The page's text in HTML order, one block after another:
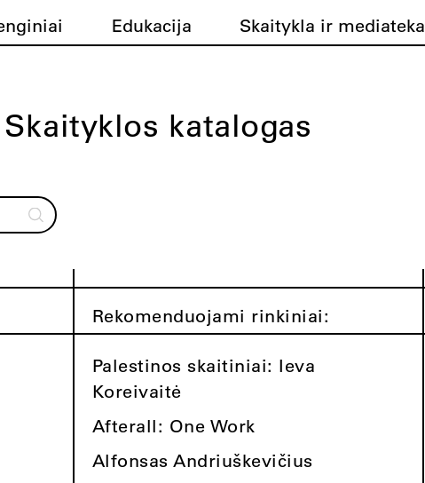
Edukacija Skaitykla ir mediateka
Skaityklos katalogas
Rekomenduojami rinkiniai:
Palestinos skaitiniai: Ieva
Koreivaitė
Afterall: One Work
Alfonsas Andriuškevičius